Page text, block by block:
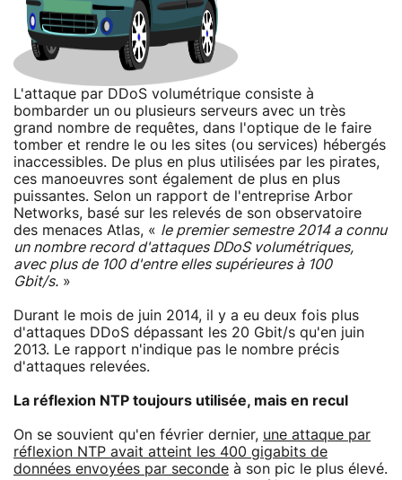
L'attaque par DDoS volumétrique consiste à
bombarder un ou plusieurs serveurs avec un très
grand nombre de requêtes, dans l'optique de le faire
tomber et rendre le ou les sites (ou services) hébergés
inaccessibles. De plus en plus utilisées par les pirates,
ces manoeuvres sont également de plus en plus
puissantes. Selon un rapport de l'entreprise Arbor
Networks, basé sur les relevés de son observatoire
des menaces Atlas, « le premier semestre 2014 a connu
un nombre record d'attaques DDoS volumétriques,
avec plus de 100 d'entre elles supérieures à 100
Gbit/s. »
Durant le mois de juin 2014, il y a eu deux fois plus
d'attaques DDoS dépassant les 20 Gbit/s qu'en juin
2013. Le rapport n'indique pas le nombre précis
d'attaques relevées.
La réflexion NTP toujours utilisée, mais en recul
On se souvient qu'en février dernier, une attaque par
réflexion NTP avait atteint les 400 gigabits de
données envoyées par seconde à son pic le plus élevé.